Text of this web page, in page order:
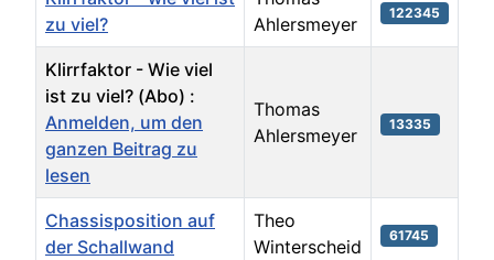
zu viel?
Ahlersmeyer
122345
Klirrfaktor - Wie viel
ist zu viel? (Abo) :
Anmelden, um den
ganzen Beitrag zu
lesen
Thomas
Ahlersmeyer
13335
Chassisposition auf
der Schallwand
Theo
Winterscheid
61745